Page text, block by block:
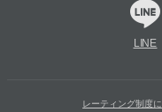
LINE
レーティング制度